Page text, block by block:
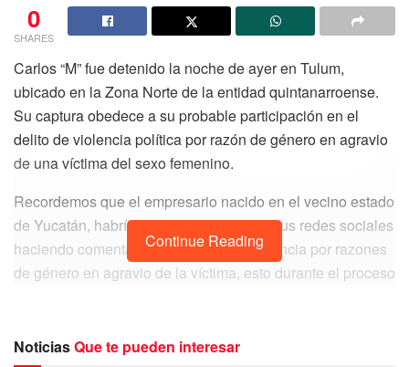
0
SHARES
Carlos “M” fue detenido la noche de ayer en Tulum,
ubicado en la Zona Norte de la entidad quintanarroense.
Su captura obedece a su probable participación en el
delito de violencia política por razón de género en agravio
de una víctima del sexo femenino.
Recordemos que el empresario nacido en el vecino estado
de Yucatán, habría publicado videos en sus redes sociales
haciendo comentarios sexistas y de violencia por razones
de género en agravio de la víctima, esto durante el proceso
Continue Reading
NoticiasQue te pueden interesar